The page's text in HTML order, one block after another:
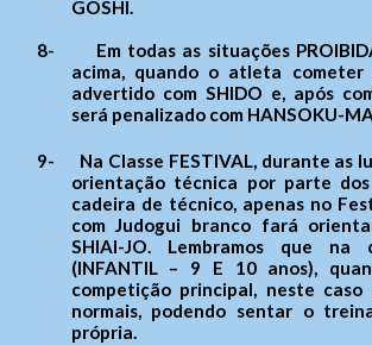
GOSHI.
8-
Em todas as situações
acima, quando o atleta
advertido com SHIDO e, após
será penalizado com HANSOKU-
9- Na Classe FESTIVAL, durante as
orientação técnica por parte
cadeira de técnico, apenas no
com Judogui branco fará
SHIAI-JO. Lembramos que na
(INFANTIL – 9 E 10 anos),
competição principal, neste caso
normais, podendo sentar o
própria.
- Letra A- > Diminui o tamanho da fonte.
Layout
- Para alterar a cor do layout de escuro
vice versa clique nos ícones
WhatsApp:(62) 9 9388-5282
E-mail:judogoias@judogoias.com.br
josmaramaral@gmail.com
Horário de funcionamento:Das
1768
Usuário
Senha
Enviar
Anexar arquivos (opcional)
Arquivos
Enviar